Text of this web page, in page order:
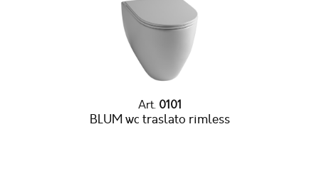
Art. 0101
BLUM wc traslato rimless